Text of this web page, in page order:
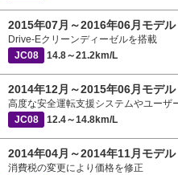
2015年07月～2016年06月モデル
Drive-Eクリーンディーゼルを搭載
JC08
14.8～21.2km/L
2014年12月～2015年06月モデル
高度な安全運転支援システムやユーザ
JC08
12.4～14.8km/L
2014年04月～2014年11月モデル
消費税の変更により価格を修正